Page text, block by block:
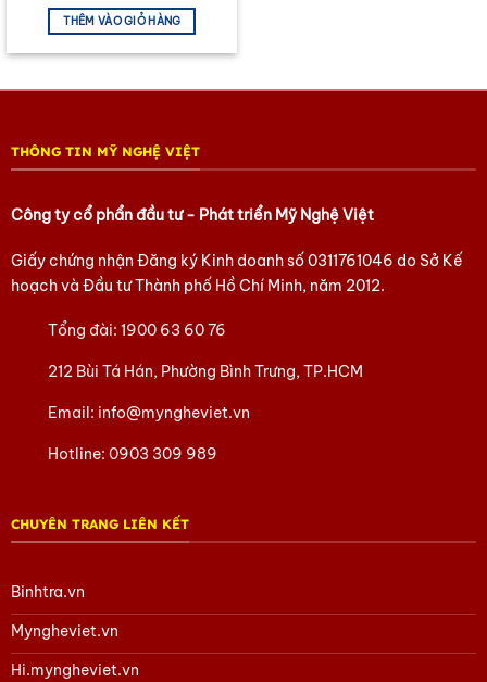
THÊM VÀO GIỎ HÀNG
THÔNG TIN MỸ NGHỆ VIỆT
Công ty cổ phẩn đầu tư - Phát triển Mỹ Nghệ Việt
Giấy chứng nhận Đăng ký Kinh doanh số0311761046 do Sở Kế
hoạch và Đầu tư Thành phố Hồ Chí Minh, năm 2012.
Tổng đài:1900 63 60 76
212 Bùi Tá Hán, Phường Bình Trưng, TP.HCM
Email: info@myngheviet.vn
Hotline:0903 309 989
CHUYÊN TRANG LIÊN KẾT
Binhtra.vn
Myngheviet.vn
Hi.myngheviet.vn